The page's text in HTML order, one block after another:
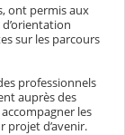
ont permis aux
sur les parcours
professionnels
auprès des
les
projet d’avenir.